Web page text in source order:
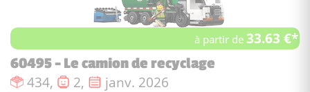
à partir de33.63 €*
60495 - Le camion de recyclage
Nombre de pièces :
434, Nombre de figurines :
2, Date de sortie :
janv. 2026